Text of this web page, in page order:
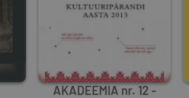
AKADEEMIA nr. 12 -